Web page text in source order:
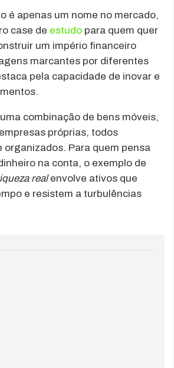
é apenas um nome no mercado,
case de estudo para quem quer
um império financeiro
marcantes por diferentes
pela capacidade de inovar e
combinação de bens móveis,
próprias, todos
Para quem pensa
na conta, o exemplo de
realenvolve ativos que
e resistem a turbulências